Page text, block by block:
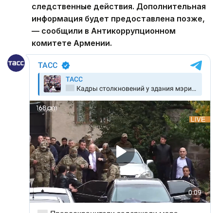
следственные действия. Дополнительная
информация будет предоставлена позже,
— сообщили в Антикоррупционном
комитете Армении.